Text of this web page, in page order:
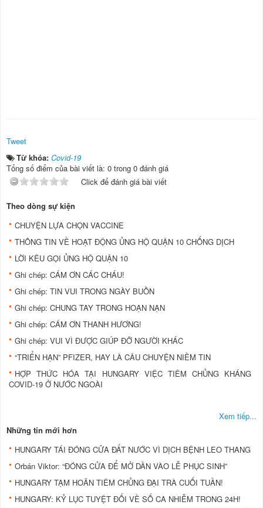
Tweet
Từ khóa: Covid-19
Tổng số điểm của bài viết là: 0 trong 0 đánh giá
Click để đánh giá bài viết
Theo dòng sự kiện
CHUYỆN LỰA CHỌN VACCINE
THÔNG TIN VỀ HOẠT ĐỘNG ỦNG HỘ QUẬN 10 CHỐNG DỊCH
LỜI KÊU GỌI ỦNG HỘ QUẬN 10
Ghi chép: CÁM ƠN CÁC CHÁU!
Ghi chép: TIN VUI TRONG NGÀY BUỒN
Ghi chép: CHUNG TAY TRONG HOẠN NẠN
Ghi chép: CÁM ƠN THANH HƯƠNG!
Ghi chép: VUI VÌ ĐƯỢC GIÚP ĐỠ NGƯỜI KHÁC
“TRIỂN HẠN” PFIZER, HAY LÀ CÂU CHUYỆN NIỀM TIN
HỢP THỨC HÓA TẠI HUNGARY VIỆC TIÊM CHỦNG KHÁNG
COVID-19 Ở NƯỚC NGOÀI
Xem tiếp...
Những tin mới hơn
HUNGARY TÁI ĐÓNG CỬA ĐẤT NƯỚC VÌ DỊCH BỆNH LEO THANG
Orbán Viktor: “ĐÓNG CỬA ĐỂ MỞ DẦN VÀO LỄ PHỤC SINH”
HUNGARY TẠM HOÃN TIÊM CHỦNG ĐẠI TRÀ CUỐI TUẦN!
HUNGARY: KỶ LỤC TUYỆT ĐỐI VỀ SỐ CA NHIỄM TRONG 24H!